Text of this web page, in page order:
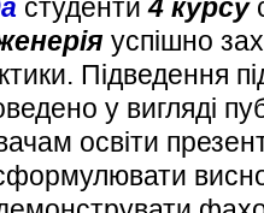
студенти4 курсу
успішно
Підведення
у вигляді
освіти